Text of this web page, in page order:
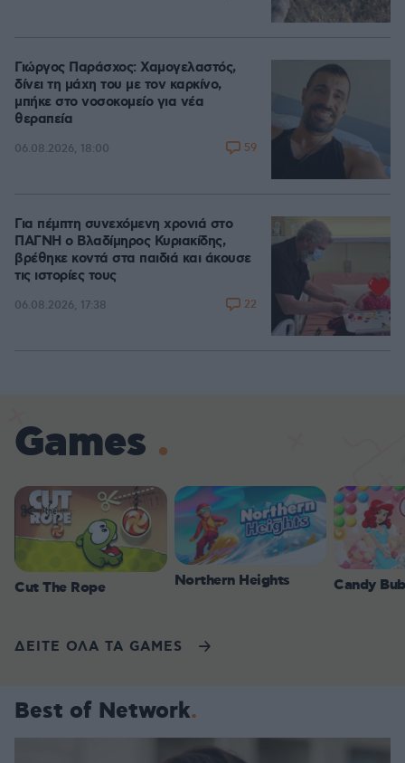
Γιώργος Παράσχος: Χαμογελαστός,
δίνει τη μάχη του με τον καρκίνο,
μπήκε στο νοσοκομείο για νέα
θεραπεία
06.08.2026, 18:00 59
Για πέμπτη συνεχόμενη χρονιά στο
ΠΑΓΝΗ ο Βλαδίμηρος Κυριακίδης,
βρέθηκε κοντά στα παιδιά και άκουσε
τις ιστορίες τους
06.08.2026, 17:38 22
Games
Cut The Rope Northern Heights Candy
ΔΕΙΤΕ ΟΛΑ ΤΑ GAMES
Best of Network